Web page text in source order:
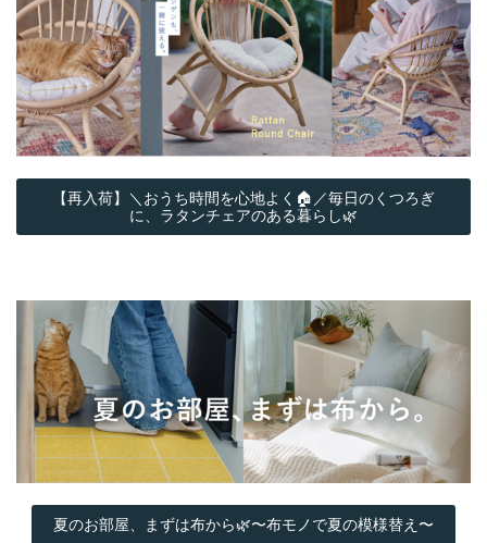
【再入荷】＼おうち時間を心地よく🏠／毎日のくつろぎ
に、ラタンチェアのある暮らし🌿
夏のお部屋、まずは布から🌿〜布モノで夏の模様替え〜